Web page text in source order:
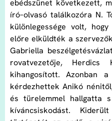
ebédszünet következett,
író–olvasó találkozóra N.
különlegessége volt,
előre elküldték a
Gabriella
rovatvezetője, Herdics
kihangosított. Azonban
kérdezhettek Anikó
és türelemmel hallgatta
kíváncsiskodást.